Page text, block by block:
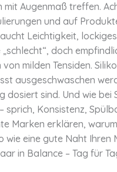
mit Augenmaß treffen.
und auf
Leichtigkeit,
doch
milden Tensiden.
ausgeschwaschen
dosiert sind. Und wie
sprich, Konsistenz,
Marken erklären,
wie eine gute Naht Ihren
in Balance – Tag für